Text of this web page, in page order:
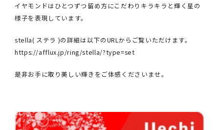
イヤモンドはひとつずつ留め方にこだわりキラキラと輝く星の
様子を表現しています。
stella( ステラ )の詳細は以下のURLからご覧いただけます。
https://afflux.jp/ring/stella/?type=set
是非お手に取り美しい輝きをご体感くださいませ。